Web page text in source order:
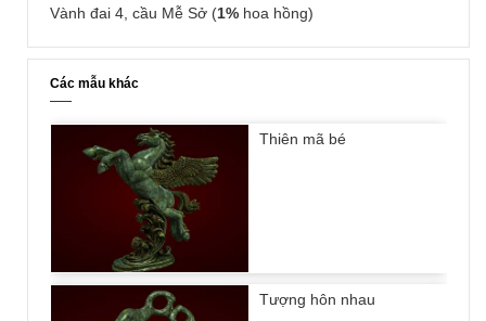
Vành đai 4, cầu Mễ Sở (1% hoa hồng)
Các mẫu khác
Thiên mã bé
Tượng hôn nhau